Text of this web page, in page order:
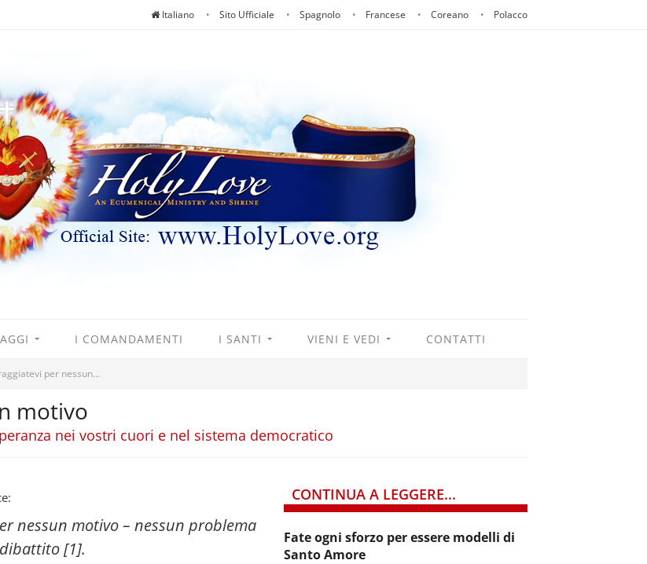
Italiano Sito Ufficiale Spagnolo Francese Coreano Polacco
I COMANDAMENTI I SANTI VIENI E VEDI CONTATTI
per nessun...
motivo
nei vostri cuori e nel sistema democratico
nessun motivo – nessun problema
[1].
CONTINUA A LEGGERE...
Fate ogni sforzo per essere modelli di
Santo Amore